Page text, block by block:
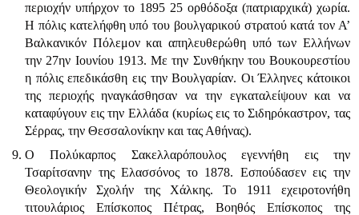
περιοχήν υπήρχον το 1895 25 ορθόδοξα (πατριαρχικά) χωρία.
Η πόλις κατελήφθη υπό του βουλγαρικού στρατού κατά τον Α’
Βαλκανικόν Πόλεμον και απηλευθερώθη υπό των Ελλήνων
την 27ην Ιουνίου 1913. Με την Συνθήκην του Βουκουρεστίου
η πόλις επεδικάσθη εις την Βουλγαρίαν. Οι Έλληνες κάτοικοι
της περιοχής ηναγκάσθησαν να την εγκαταλείψουν και να
καταφύγουν εις την Ελλάδα (κυρίως εις το Σιδηρόκαστρον, τας
Σέρρας, την Θεσσαλονίκην και τας Αθήνας).
O Πολύκαρπος Σακελλαρόπουλος εγεννήθη εις την
Τσαρίτσανην της Ελασσόνος το 1878. Εσπούδασεν εις την
Θεολογικήν Σχολήν της Χάλκης. Το 1911 εχειροτονήθη
τιτουλάριος Επίσκοπος Πέτρας, Βοηθός Επί­σκοπος της